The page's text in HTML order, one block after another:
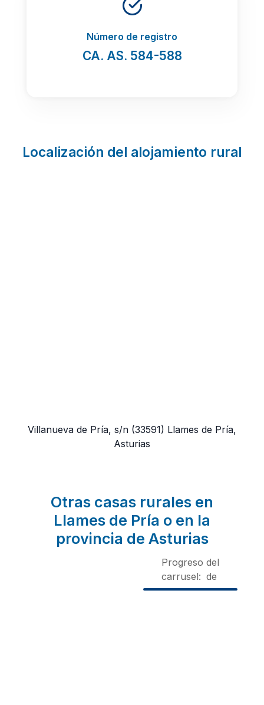
Número de registro
CA. AS. 584-588
Localización del alojamiento rural
Villanueva de Pría, s/n (33591) Llames de Pría,
Asturias
Otras casas rurales en
Llames de Pría o en la
provincia de Asturias
Progreso del
carrusel: de